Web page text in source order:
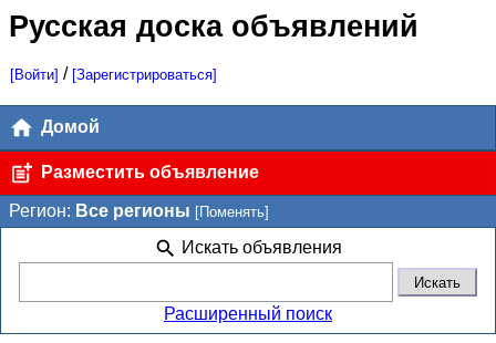
Русская доска объявлений
[Войти] / [Зарегистрироваться]
Домой
Разместить объявление
Регион: Все регионы [Поменять]
Искать объявления
Расширенный поиск